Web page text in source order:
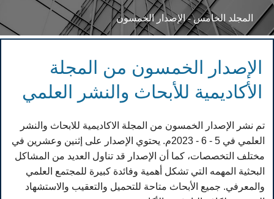
المجلد الخامس - الإصدار الخمسون
الإصدار الخمسون من المجلة
الأكاديمية للأبحاث والنشر العلمي
تم نشر الإصدار الخمسون من المجلة الاكاديمية للابحاث والنشر
العلمي في 5 - 6 - 2023م. يحتوي الإصدار على إثنين وعشرين في
مختلف التخصصات، كما أن الإصدار قد تناول العديد من المشاكل
البحثية المهمه التي تشكل أهمية وفائدة كبيرة للمجتمع العلمي
والمعرفي. جميع الأبحاث متاحة للتحميل والتعقيب والاستشهاد